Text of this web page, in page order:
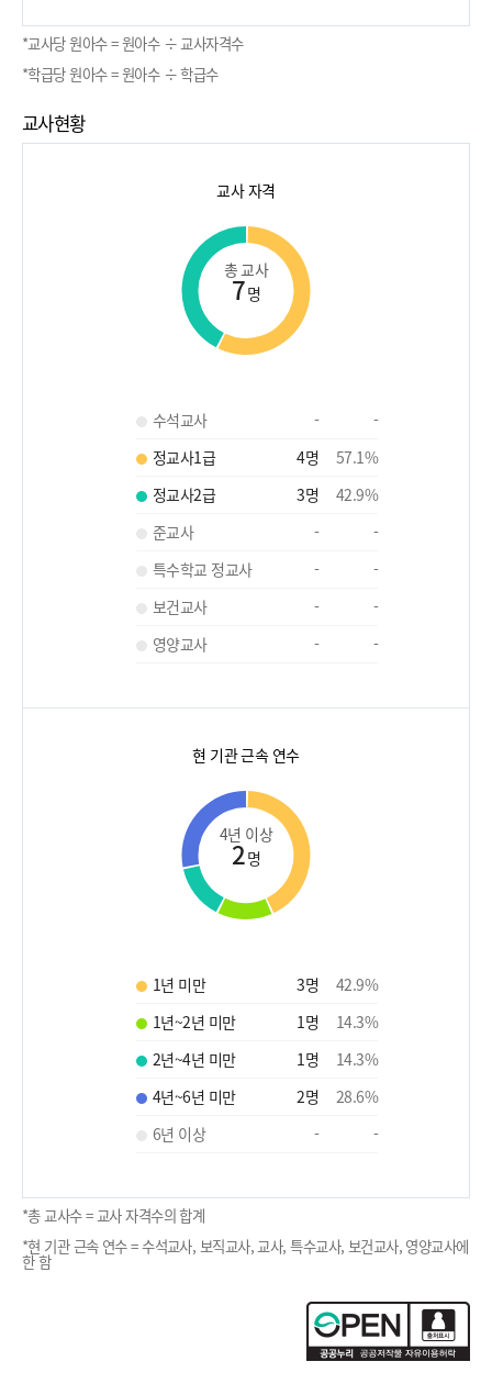
*교사당 원아수 = 원아수 ÷ 교사자격수
*학급당 원아수 = 원아수 ÷ 학급수
교사현황
교사 자격
총 교사
7명
수석교사 -
-
정교사1급
4명 57.1%
정교사2급
3명 42.9%
준교사
-
-
특수학교 정교사
-
-
보건교사
-
-
영양교사
- -
현 기관 근속 연수
4년 이상
2명
1년 미만 3명 42.9%
1년~2년 미만
1명 14.3%
2년~4년 미만
1명 14.3%
4년~6년 미만
2명 28.6%
6년 이상
- -
*총 교사수 = 교사 자격수의 합계
*현 기관 근속 연수 = 수석교사, 보직교사, 교사, 특수교사, 보건교사, 영양교사에
한 함